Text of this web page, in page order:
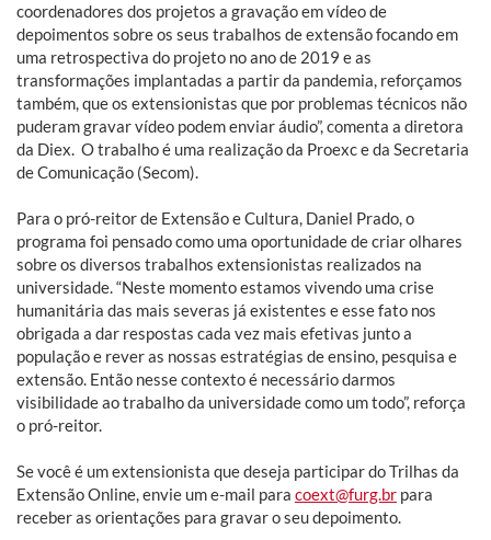
coordenadores dos projetos a gravação em vídeo de
depoimentos sobre os seus trabalhos de extensão focando em
uma retrospectiva do projeto no ano de 2019 e as
transformações implantadas a partir da pandemia, reforçamos
também, que os extensionistas que por problemas técnicos não
puderam gravar vídeo podem enviar áudio”, comenta a diretora
da Diex. O trabalho é uma realização da Proexc e da Secretaria
de Comunicação (Secom).
Para o pró-reitor de Extensão e Cultura, Daniel Prado, o
programa foi pensado como uma oportunidade de criar olhares
sobre os diversos trabalhos extensionistas realizados na
universidade. “Neste momento estamos vivendo uma crise
humanitária das mais severas já existentes e esse fato nos
obrigada a dar respostas cada vez mais efetivas junto a
população e rever as nossas estratégias de ensino, pesquisa e
extensão. Então nesse contexto é necessário darmos
visibilidade ao trabalho da universidade como um todo”, reforça
o pró-reitor.
Se você é um extensionista que deseja participar do Trilhas da
Extensão Online, envie um e-mail para coext@furg.br para
receber as orientações para gravar o seu depoimento.